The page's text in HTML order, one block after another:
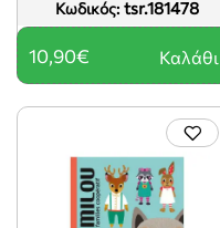
Κωδικός: tsr.181478
10,90€ Καλάθι